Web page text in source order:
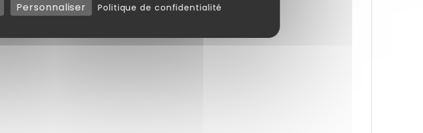
Personnaliser Politique de confidentialité